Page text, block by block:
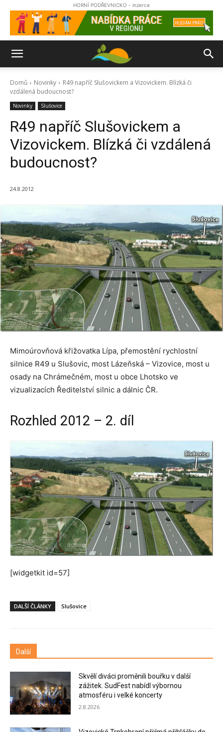
HORNÍ PODŘEVNICKO - inzerce
Domů Novinky
R49 napříč Slušovickem a Vizovickem. Blízká či
vzdálená budoucnost?
Novinky Slušovice
R49 napříč Slušovickem a
Vizovickem. Blízká či vzdálená
budoucnost?
24.8.2012
Mimoúrovňová křižovatka Lípa, přemostění rychlostní
silnice R49 u Slušovic, most Lázeňská – Vizovice, most u
osady na Chrámečném, most u obce Lhotsko ve
vizualizacích Ředitelství silnic a dálnic ČR.
Rozhled 2012 – 2. díl
[widgetkit id=57]
DALŠÍ ČLÁNKY Slušovice
Další
Skvělí diváci proměnili bouřku v další
zážitek. SudFest nabídl výbornou
atmosféru i velké koncerty
2.8.2026